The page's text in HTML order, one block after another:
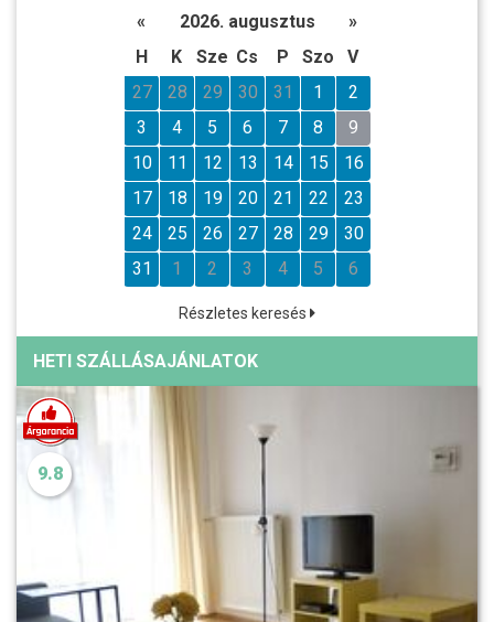
« 2026. augusztus
»
H
K Sze Cs P Szo
V
27
28 29 30 31 1
2
3
4 5 6 7 8
9
10
11 12 13 14 15
16
17
18 19 20 21 22
23
24
25 26 27 28 29
30
31
1 2 3 4 5 6
Részletes keresés
HETI SZÁLLÁSAJÁNLATOK
9.8